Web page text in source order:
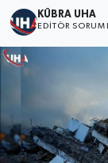
KÜBRA UHA
EDİTÖR